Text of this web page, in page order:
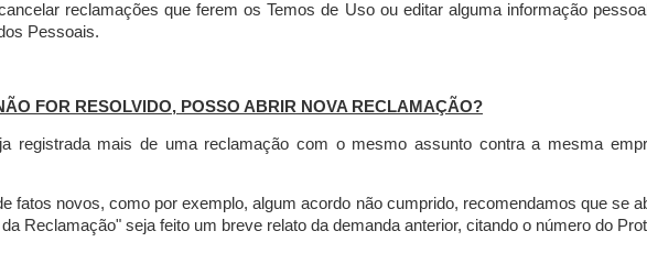
reclamações que ferem os Temos de Uso ou editar alguma informação
Pessoais.
FOR RESOLVIDO, POSSO ABRIR NOVA RECLAMAÇÃO?
registrada mais de uma reclamação com o mesmo assunto contra a mesma
fatos novos, como por exemplo, algum acordo não cumprido, recomendamos que se
Reclamação" seja feito um breve relato da demanda anterior, citando o número do